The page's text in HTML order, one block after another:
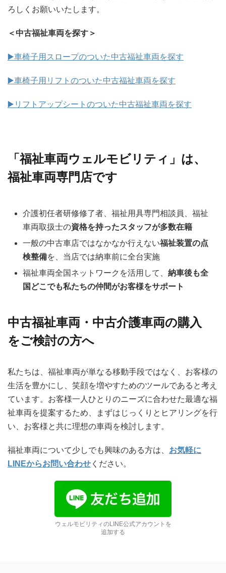
ろしくお願いいたします。
＜中古福祉車両を探す＞
▶️車椅子用スロープのついた中古福祉車両を探す
▶️車椅子用リフトのついた中古福祉車両を探す
▶️リフトアップシートのついた中古福祉車両を探す
「福祉車両ウェルモビリティ」は、
福祉車両専門店です
介護初任者研修修了者、福祉用具専門相談員、福祉
車両取扱士の資格を持ったスタッフが多数在籍
一般の中古車店ではなかなか行えない福祉装置の点
検整備を、当店では納車前に全台実施
福祉車両全国ネットワークを活用して、 納車後も全
国どこでも私たちの仲間がお客様をサポート
中古福祉車両・中古介護車両の購入
をご検討の方へ
私たちは、福祉車両が単なる移動手段ではなく、お客様の
生活を豊かにし、笑顔を増やすためのツールであると考え
ています。お客様一人ひとりのニーズに合わせた最適な福
祉車両を提案するため、まずはじっくりとヒアリングを行
い、お客様と共に理想の車両を検討します。
福祉車両について少しでも興味のある方は、 お気軽に
LINEからお問い合わせ ください。
ウェルモビリティのLINE公式アカウントを
追加する